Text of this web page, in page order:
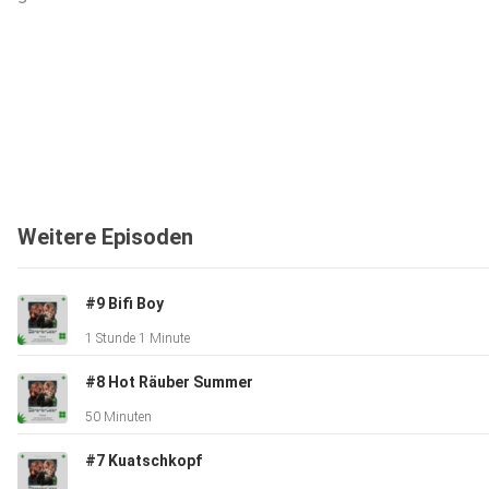
Weitere Episoden
#9 Bifi Boy
1 Stunde 1 Minute
#8 Hot Räuber Summer
50 Minuten
#7 Kuatschkopf